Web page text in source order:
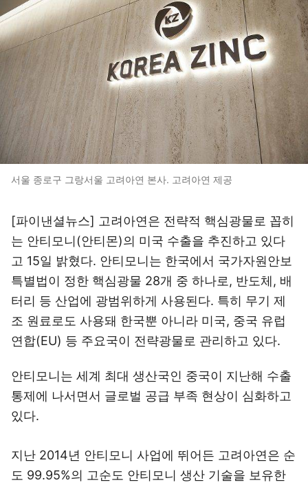
서울 종로구 그랑서울 고려아연 본사. 고려아연 제공
[파이낸셜뉴스] 고려아연은 전략적 핵심광물로 꼽히
는 안티모니(안티몬)의 미국 수출을 추진하고 있다
고 15일 밝혔다. 안티모니는 한국에서 국가자원안보
특별법이 정한 핵심광물 28개 중 하나로, 반도체, 배
터리 등 산업에 광범위하게 사용된다. 특히 무기 제
조 원료로도 사용돼 한국뿐 아니라 미국, 중국 유럽
연합(EU) 등 주요국이 전략광물로 관리하고 있다.
안티모니는 세계 최대 생산국인 중국이 지난해 수출
통제에 나서면서 글로벌 공급 부족 현상이 심화하고
있다.
지난 2014년 안티모니 사업에 뛰어든 고려아연은 순
도 99.95%의 고순도 안티모니 생산 기술을 보유한